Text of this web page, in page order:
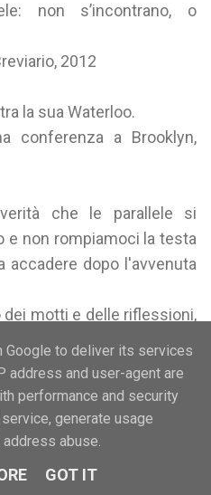
non s’incontrano, o
2012
la sua Waterloo.
conferenza a Brooklyn,
che le parallele si
e non rompiamoci la testa
accadere dopo l'avvenuta
dei motti e delle riflessioni,
è simile a quello di
amando frequentare gli
hanno l’opportunità
to deliver its services
address and user-agent are
performance and security
generate usage
abuse.
GOT IT